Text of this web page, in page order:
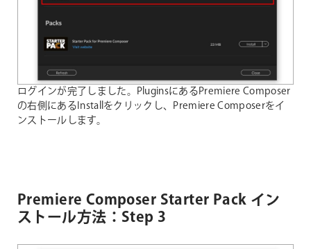
ログインが完了しました。PluginsにあるPremiere Composer
の右側にあるInstallをクリックし、Premiere Composerをイ
ンストールします。
Premiere Composer Starter Pack イン
ストール方法：Step 3